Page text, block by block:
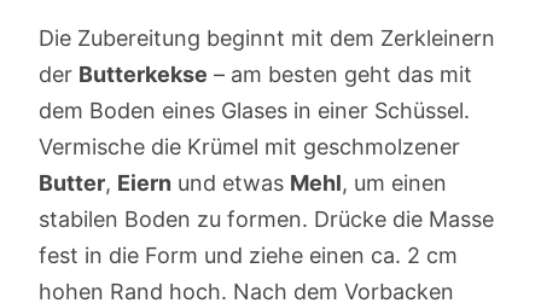
Die Zubereitung beginnt mit dem Zerkleinern
der Butterkekse – am besten geht das mit
dem Boden eines Glases in einer Schüssel.
Vermische die Krümel mit geschmolzener
Butter, Eiern und etwas Mehl, um einen
stabilen Boden zu formen. Drücke die Masse
fest in die Form und ziehe einen ca. 2 cm
hohen Rand hoch. Nach dem Vorbacken